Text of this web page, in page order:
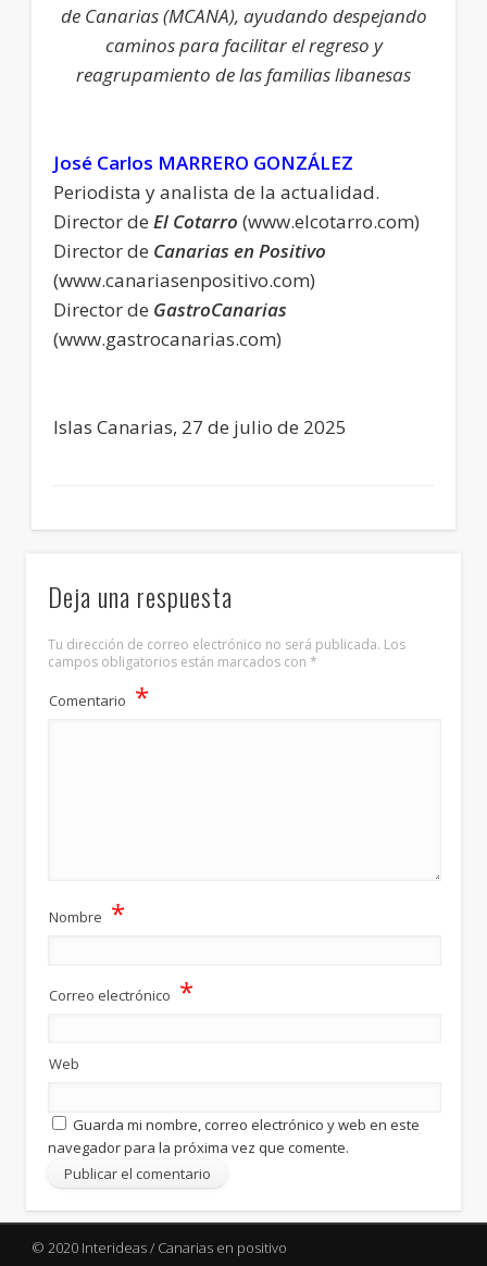
de Canarias (MCANA), ayudando despejando
caminos para facilitar el regreso y
reagrupamiento de las familias libanesas
José Carlos MARRERO GONZÁLEZ
Periodista y analista de la actualidad.
Director de El Cotarro (www.elcotarro.com)
Director de Canarias en Positivo
(www.canariasenpositivo.com)
Director de GastroCanarias
(www.gastrocanarias.com)
Islas Canarias, 27 de julio de 2025
Deja una respuesta
Tu dirección de correo electrónico no será publicada. Los
campos obligatorios están marcados con*
Comentario *
Nombre *
Correo electrónico *
Web
Guarda mi nombre, correo electrónico y web en este
navegador para la próxima vez que comente.
© 2020 Interideas / Canarias en positivo